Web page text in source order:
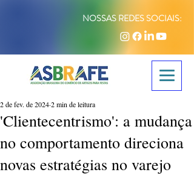
NOSSAS REDES SOCIAIS:
'Clientecentrismo': a mudança
no comportamento direciona
novas estratégias no varejo
2 de fev. de 20242 min de leitura